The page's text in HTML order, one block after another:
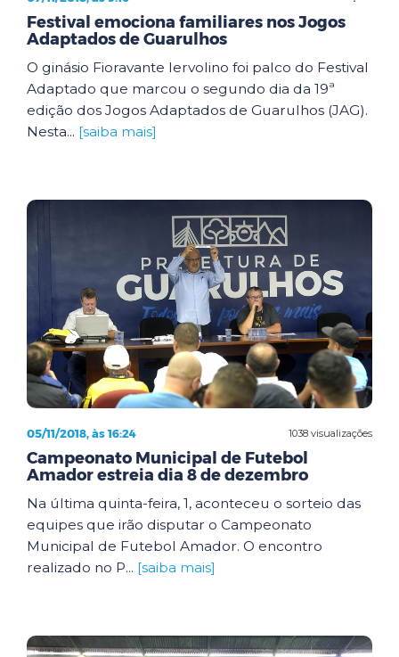
Festival emociona familiares nos Jogos
Adaptados de Guarulhos
O ginásio Fioravante Iervolino foi palco do Festival
Adaptado que marcou o segundo dia da 19ª
edição dos Jogos Adaptados de Guarulhos (JAG).
Nesta... [saiba mais]
1038 visualizações
05/11/2018, às 16:24
Campeonato Municipal de Futebol
Amador estreia dia 8 de dezembro
Na última quinta-feira, 1, aconteceu o sorteio das
equipes que irão disputar o Campeonato
Municipal de Futebol Amador. O encontro
realizado no P... [saiba mais]